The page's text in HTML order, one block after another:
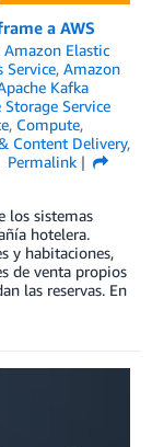
a AWS
Amazon Elastic
Service, Amazon
Kafka
Service
, Compute,
Content Delivery,
Permalink
los sistemas
hotelera.
y habitaciones,
de venta propios
las reservas. En